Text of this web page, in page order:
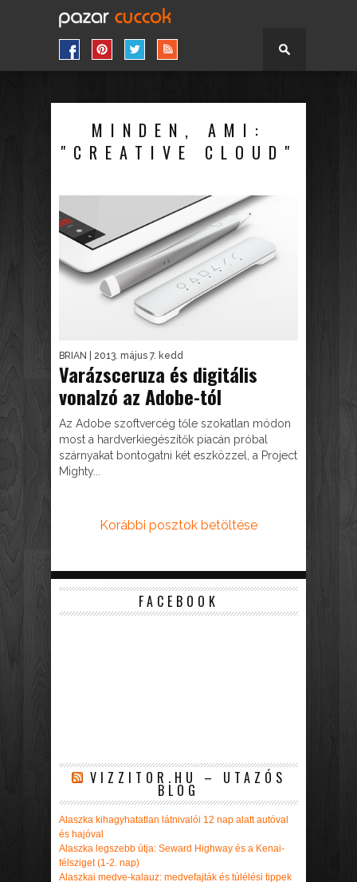
MINDEN, AMI:
"CREATIVE CLOUD"
BRIAN | 2013. május 7. kedd
Varázsceruza és digitális
vonalzó az Adobe-tól
Az Adobe szoftvercég tőle szokatlan módon
most a hardverkiegészítők piacán próbal
szárnyakat bontogatni két eszközzel, a Project
Mighty...
Korábbi posztok betöltése
FACEBOOK
VIZZITOR.HU – UTAZÓS
BLOG
Alaszka kihagyhatatlan látnivalói 12 nap alatt autóval
és hajóval
Alaszka legszebb útja: Seward Highway és a Kenai-
félsziget (1-2. nap)
Alaszkai medve-kalauz: medvefajták és túlélési tippek